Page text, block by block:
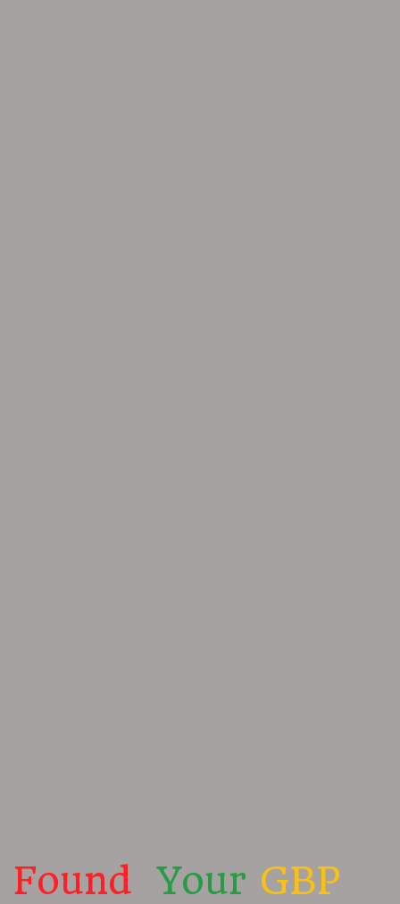
Found Your GBP